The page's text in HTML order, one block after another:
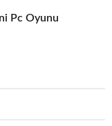
Pc Oyunu